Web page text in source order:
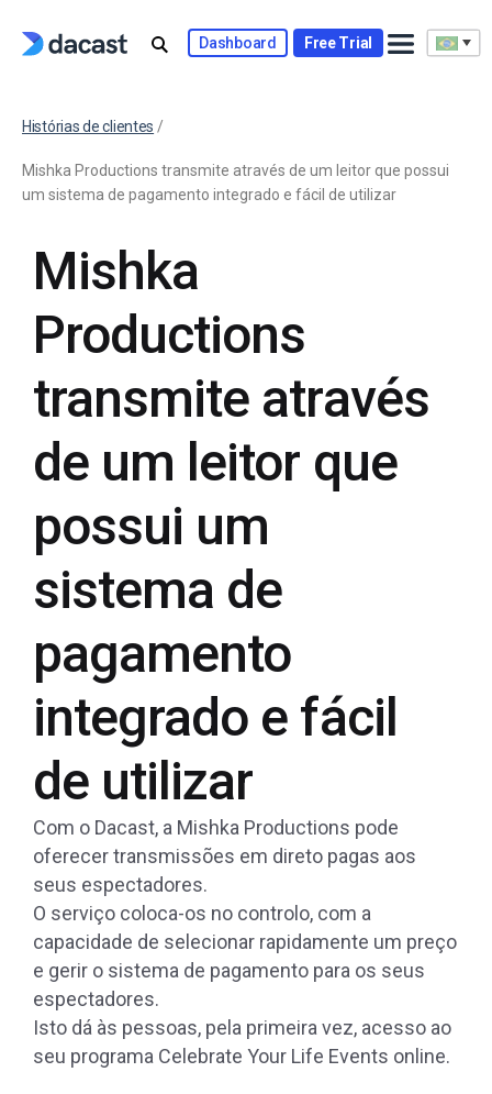
Dashboard Free Trial
Histórias de clientes /
Mishka Productions transmite através de um leitor que possui
um sistema de pagamento integrado e fácil de utilizar
Mishka
Productions
transmite através
de um leitor que
possui um
sistema de
pagamento
integrado e fácil
de utilizar
Com o Dacast, a Mishka Productions pode
oferecer transmissões em direto pagas aos
seus espectadores.
O serviço coloca-os no controlo, com a
capacidade de selecionar rapidamente um preço
e gerir o sistema de pagamento para os seus
espectadores.
Isto dá às pessoas, pela primeira vez, acesso ao
seu programa Celebrate Your Life Events online.